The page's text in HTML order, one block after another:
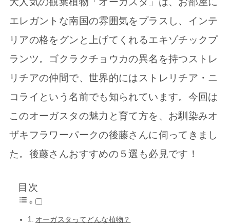
エレガントな南国の雰囲気をプラスし、インテ
リアの格をグンと上げてくれるエキゾチックプ
ランツ。ゴクラクチョウカの異名を持つストレ
リチアの仲間で、世界的にはストレリチア・ニ
コライという名前でも知られています。今回は
このオーガスタの魅力と育て方を、お馴染みオ
ザキフラワーパークの後藤さんに伺ってきまし
た。後藤さんおすすめの５選も必見です！
目次
オーガスタってどんな植物？